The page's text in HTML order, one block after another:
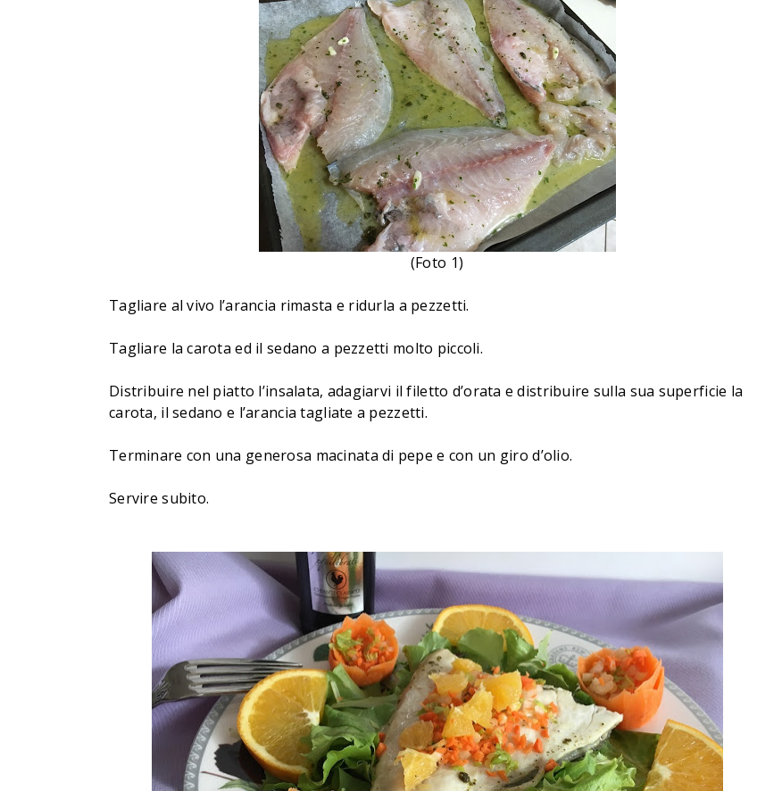
(Foto 1)
Tagliare al vivo l’arancia rimasta e ridurla a pezzetti.
Tagliare la carota ed il sedano a pezzetti molto piccoli.
Distribuire nel piatto l’insalata, adagiarvi il filetto d’orata e distribuire sulla sua superficie la
carota, il sedano e l’arancia tagliate a pezzetti.
Terminare con una generosa macinata di pepe e con un giro d’olio.
Servire subito.